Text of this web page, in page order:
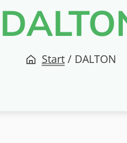
Start / DALTON